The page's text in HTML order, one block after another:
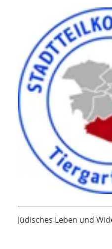
Jüdisches Leben und